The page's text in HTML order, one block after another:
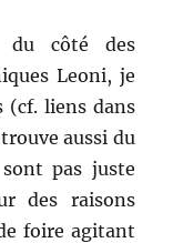
du côté des
Leoni, je
(cf. liens dans
aussi du
pas juste
des raisons
foire agitant